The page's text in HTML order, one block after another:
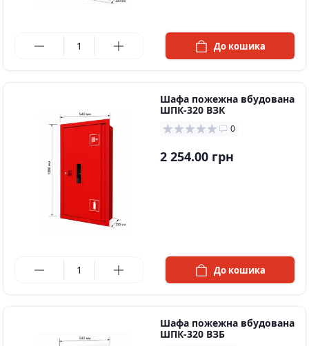
До кошика
Шафа пожежна вбудована
ШПК-320 ВЗК
0
2 254.00 грн
До кошика
Шафа пожежна вбудована
ШПК-320 ВЗБ